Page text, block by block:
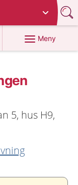
Meny
5, hus H9,